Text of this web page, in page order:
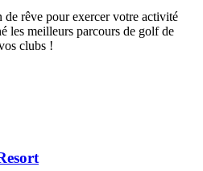
de rêve pour exercer votre activité
les meilleurs parcours de golf de
clubs !